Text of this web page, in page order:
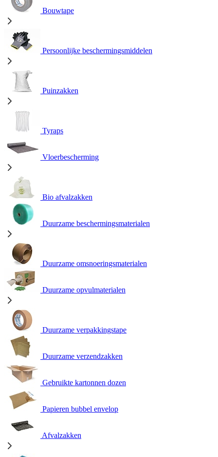
Bouwtape
Persoonlijke beschermingsmiddelen
Puinzakken
Tyraps
Vloerbescherming
Bio afvalzakken
Duurzame beschermingsmaterialen
Duurzame omsnoeringsmaterialen
Duurzame opvulmaterialen
Duurzame verpakkingstape
Duurzame verzendzakken
Gebruikte kartonnen dozen
Papieren bubbel envelop
Afvalzakken